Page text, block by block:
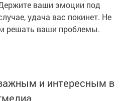
ваши эмоции под
удача вас покинет. Не
решать ваши проблемы.
и интересным в